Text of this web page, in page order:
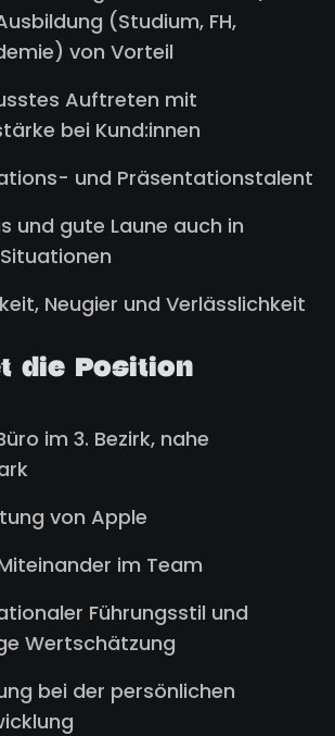
(Studium, FH,
von Vorteil
Auftreten mit
bei Kund:innen
und Präsentationstalent
und gute Laune auch in
Neugier und Verlässlichkeit
die Position
im 3. Bezirk, nahe
von Apple
im Team
Führungsstil und
Wertschätzung
bei der persönlichen